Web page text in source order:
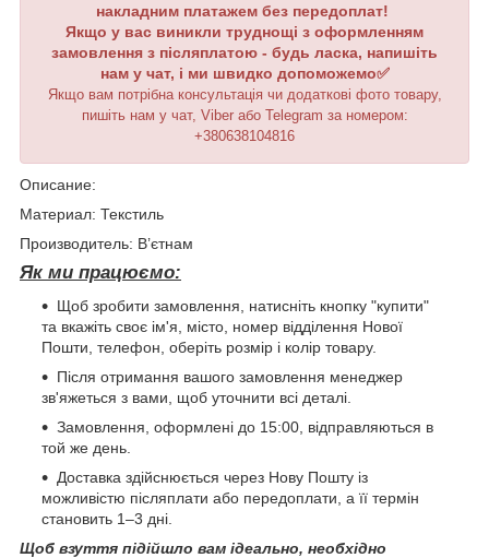
накладним платажем без передоплат!
Якщо у вас виникли труднощі з оформленням
замовлення з післяплатою - будь ласка, напишіть
нам у чат, і ми швидко допоможемо✅
Якщо вам потрібна консультація чи додаткові фото товару,
пишіть нам у чат, Viber або Telegram за номером:
+380638104816
Описание:
Материал: Текстиль
Производитель: В’єтнам
Як ми працюємо:
Щоб зробити замовлення, натисніть кнопку "купити"
та вкажіть своє ім'я, місто, номер відділення Нової
Пошти, телефон, оберіть розмір і колір товару.
Після отримання вашого замовлення менеджер
зв'яжеться з вами, щоб уточнити всі деталі.
Замовлення, оформлені до 15:00, відправляються в
той же день.
Доставка здійснюється через Нову Пошту із
можливістю післяплати або передоплати, а її термін
становить 1–3 дні.
Щоб взуття підійшло вам ідеально, необхідно